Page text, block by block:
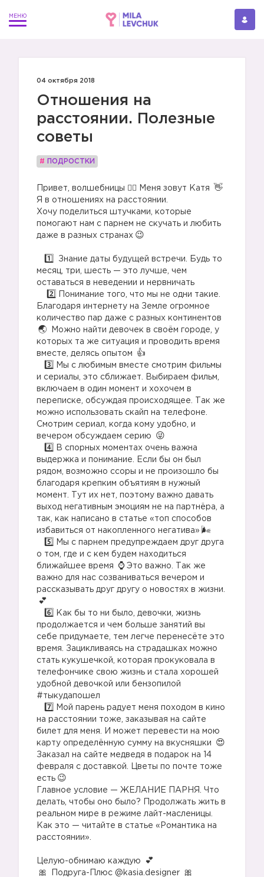
04 октября 2018
Отношения на
расстоянии. Полезные
советы
# ПОДРОСТКИ
Привет, волшебницы 🧙‍♀️ Меня зовут Катя
Я в отношениях на расстоянии.
Хочу поделиться штучками, которые
помогают нам с парнем не скучать и любить
даже в разных странах
1️⃣
Знание даты будущей встречи. Будь то
месяц, три, шесть — это лучше, чем
оставаться в неведении и нервничать
Понимание того, что мы не одни такие.
Благодаря интернету на Земле огромное
количество пар даже с разных континентов
Можно найти девочек в своём городе, у
которых та же ситуация и проводить время
вместе, делясь опытом
Мы с любимым вместе смотрим фильмы
и сериалы, это сближает. Выбираем фильм,
включаем в один момент и хохочем в
переписке, обсуждая происходящее. Так же
можно использовать скайп на телефоне.
Смотрим сериал, когда кому удобно, и
вечером обсуждаем серию
В спорных моментах очень важна
выдержка и понимание. Если бы он был
рядом, возможно ссоры и не произошло бы
благодаря крепким объятиям в нужный
момент. Тут их нет, поэтому важно давать
выход негативным эмоциям не на партнёра, а
так, как написано в статье «топ способов
избавиться от накопленного негатива»
Мы с парнем предупреждаем друг друга
о том, где и с кем будем находиться
ближайшее время
Это важно. Так же
важно для нас созваниваться вечером и
рассказывать друг другу о новостях в жизни.
Как бы то ни было, девочки, жизнь
продолжается и чем больше занятий вы
себе придумаете, тем легче перенесёте это
время. Зацикливаясь на страдашках можно
стать кукушечкой, которая прокуковала в
телефончике свою жизнь и стала хорошей
удобной девочкой или бензопилой
#тыкудапошел
Мой парень радует меня походом в кино
на расстоянии тоже, заказывая на сайте
билет для меня. И может перевести на мою
карту определённую сумму на вкусняшки
Заказал на сайте медведя в подарок на 14
февраля с доставкой. Цветы по почте тоже
есть
Главное условие — ЖЕЛАНИЕ ПАРНЯ. Что
делать, чтобы оно было? Продолжать жить в
реальном мире в режиме лайт-масленицы.
Как это — читайте в статье «Романтика на
расстоянии».
Целую-обнимаю каждую
Подруга-Плюс @kasia.designer